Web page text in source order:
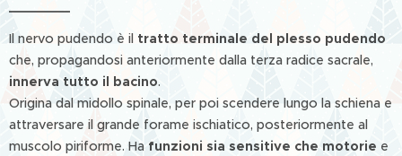
Il nervo pudendo è il tratto terminale del plesso pudendo
che, propagandosi anteriormente dalla terza radice sacrale,
innerva tutto il bacino.
Origina dal midollo spinale, per poi scendere lungo la schiena e
attraversare il grande forame ischiatico, posteriormente al
muscolo piriforme. Ha funzioni sia sensitive che motorie e